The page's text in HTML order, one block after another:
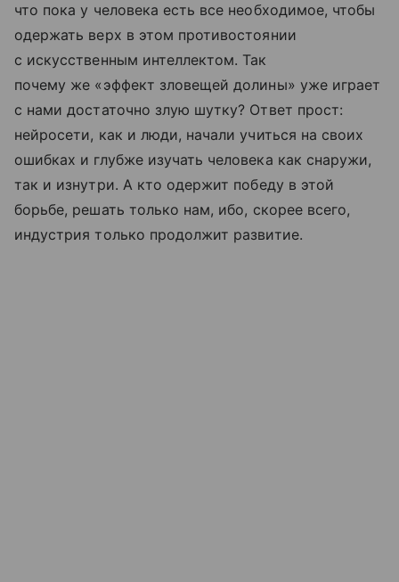
что пока у человека есть все необходимое, чтобы
одержать верх в этом противостоянии
с искусственным интеллектом. Так
почему же «эффект зловещей долины» уже играет
с нами достаточно злую шутку? Ответ прост:
нейросети, как и люди, начали учиться на своих
ошибках и глубже изучать человека как снаружи,
так и изнутри. А кто одержит победу в этой
борьбе, решать только нам, ибо, скорее всего,
индустрия только продолжит развитие.